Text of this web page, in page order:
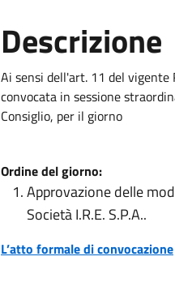
Descrizione
Ai sensi dell'art. 11 del vigente
convocata in sessione
Consiglio, per il giorno
Ordine del giorno:
Approvazione delle
Società I.R.E. S.P.A..
L’atto formale di convocazione